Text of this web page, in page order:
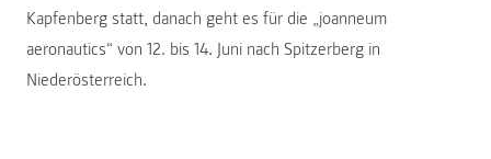
Kapfenberg statt, danach geht es für die „joanneum
aeronautics“ von 12. bis 14. Juni nach Spitzerberg in
Niederösterreich.